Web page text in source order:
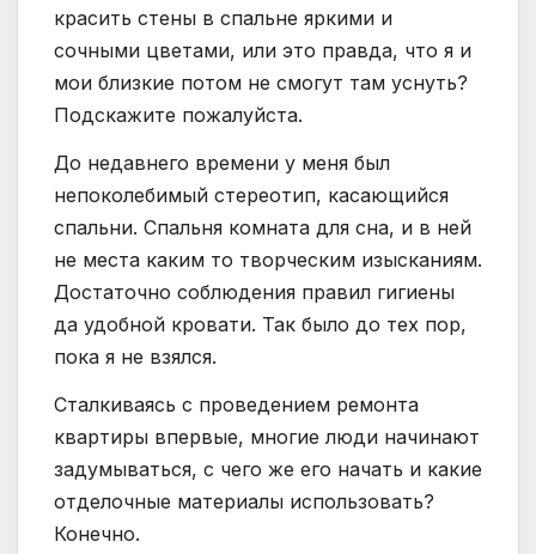
красить стены в спальне яркими и
сочными цветами, или это правда, что я и
мои близкие потом не смогут там уснуть?
Подскажите пожалуйста.
До недавнего времени у меня был
непоколебимый стереотип, касающийся
спальни. Спальня комната для сна, и в ней
не места каким то творческим изысканиям.
Достаточно соблюдения правил гигиены
да удобной кровати. Так было до тех пор,
пока я не взялся.
Сталкиваясь с проведением ремонта
квартиры впервые, многие люди начинают
задумываться, с чего же его начать и какие
отделочные материалы использовать?
Конечно.